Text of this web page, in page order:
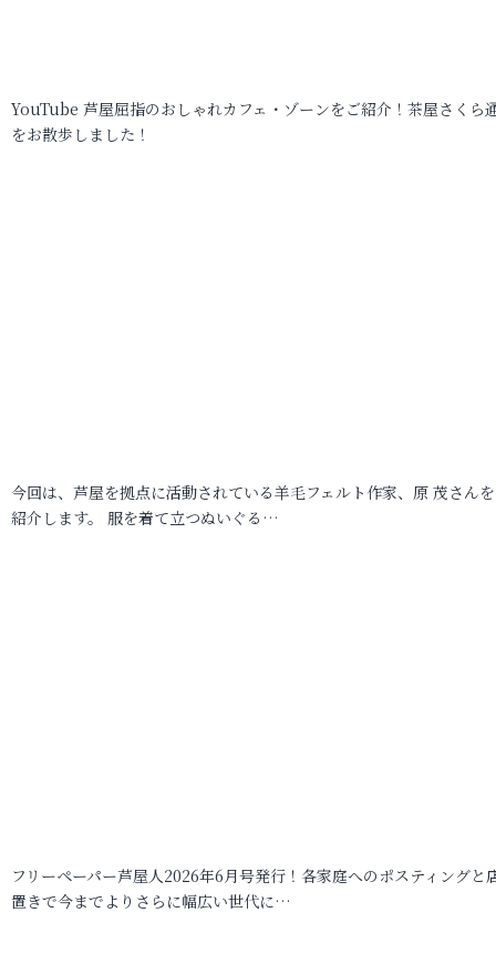
YouTube 芦屋屈指のおしゃれカフェ・ゾーンをご紹介！茶屋さくら
をお散歩しました！
今回は、芦屋を拠点に活動されている羊毛フェルト作家、原 茂さん
紹介します。 服を着て立つぬいぐる…
フリーペーパー芦屋人2026年6月号発行！各家庭へのポスティングと
置きで今までよりさらに幅広い世代に…